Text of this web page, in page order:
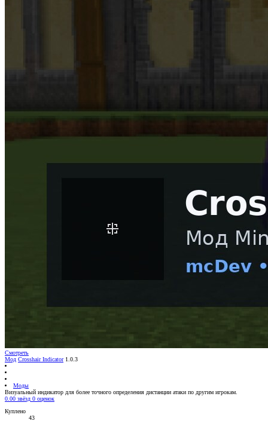
Смотреть
Мод Crosshair Indicator 1.0.3
Моды
Визуальный индикатор для более точного определения дистанции атаки по другим игрокам.
0.00 звёзд 0 оценок
Куплено
43